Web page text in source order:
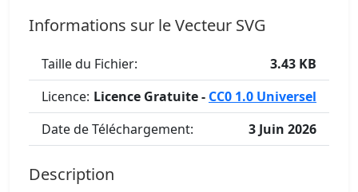
Informations sur le Vecteur SVG
Taille du Fichier:
3.43 KB
Licence: Licence Gratuite - CC0 1.0 Universel
Date de Téléchargement:
3 Juin 2026
Description